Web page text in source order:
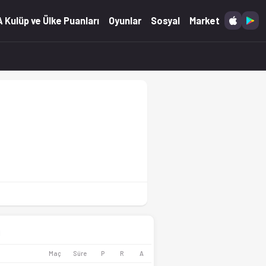
Kulüp ve Ülke Puanları Oyunlar Sosyal Market
Maç Süre P R A